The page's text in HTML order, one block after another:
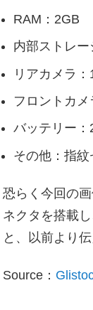
RAM：2GB
内部ストレ
リアカメラ
フロントカ
バッテリー：
その他：指
恐らく今回の
ネクタを搭載
と、以前より
Source：